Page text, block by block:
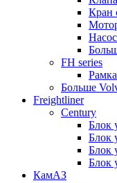
Кран
FH series
Рамка
Больше
Freightliner
Century
Блок
Блок
Блок
Блок
КамАЗ